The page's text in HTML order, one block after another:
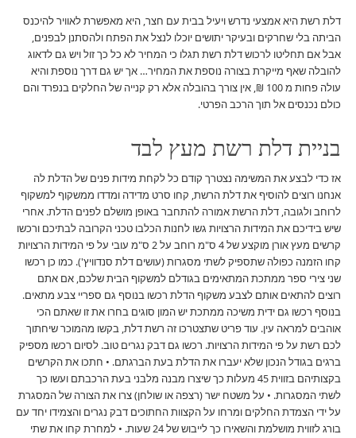
דלת רשת היא אמצעי נדרש ויעיל בבית עם חצר, היא מאפשרת לאוויר להיכנס
הביתה בלי שחרקים ובעיקר יתושים יוכלו לנצל את הפתח ולהסתנן לבפנים,
אבל אם תחליטו לרכוש דלת רשת תגלו כי המחיר לא כל כך זול ויש גם לדאוג
להובלה שאף מייקרת בצורה נוספת את המחיר… אך יש גם דרך נוספת והיא
עולה פחות מ 100 ₪, אין צורך בהובלה אלא רק קנייה של החלקים בנפרד והם
כולם נכנסים אל תוך הרכב הפרטי.
בניית דלת רשת מעץ לבד
אז כדי לבצע את המשימה נצטרך קודם כל לקחת מידות פנים של הדלת לה
אנחנו רוצים להוסיף את דלת הרשת, קחו סרט מדידה ומדדו ממשקוף למשקוף
לרוחב ולגובה, דלת הרשת אמורה להתחבר באופן מושלם לפנים הדלת. אחרי
שיש בידיכם את המידות הרצויות גשו לחנות הכלבו טכני הקרובה לבתיכם ורכשו
קרשים מעץ אורן מוקצע של 4 ס"מ רוחב על 2 ס"מ עובי על פי המידות הרצויות
קחו הזמנה כפולה שתספיק לשתי מסגרות (עושים דלת סנדוויץ'). כמו כן רכשו
שני צירי ספר ממתכת המתאימים בגודלם למשקוף הבית שלכם, אם אתם
רוצים להתאים אותם לצבע משקוף הדלת רכשו בנוסף גם ספריי צבע מתאים.
בנוסף רכשו גם ידית משיכה ממתכת יש המון סוגים בחרו את זו שאתם הכי
אוהבים למראה עין. עוד פריט שתצטרכו זה רשת דלת, בקשו מהמוכר שיחתוך
לכם רשת על פי המידות הרצויות. רכשו גם דבק נגרים טוב. לסיום רכשו מספיק
ברגים בגודל הנכון שלא יעברו את הדלת בעת הברגתם. • חתכו את הקרשים
בקצותיהם בזווית 45 מעלות כך שיצרו מבנה מלבני בעת הרכבתם ועשו כך
לשתי המסגרות. • על משטח ישר (רצפה או שולחן) צרו את הצורה של המסגרת
על ידי הצמדת החלקים ומרחו על הקצוות החתוכים דבק נגרים והצמידו יחד עם
בורג לזווית מושלמת והשאירו כך לייבוש של 24 שעות. • למחרת קחו את שתי